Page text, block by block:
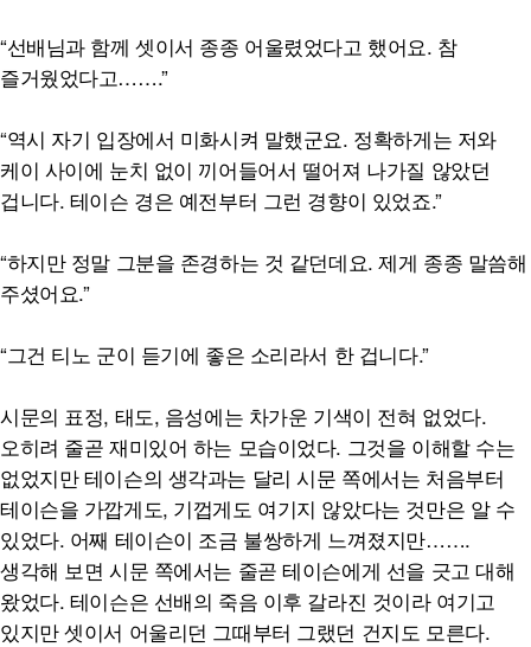
“선배님과 함께 셋이서 종종 어울렸었다고 했어요. 참
즐거웠었다고…….”
“역시 자기 입장에서 미화시켜 말했군요. 정확하게는 저와
케이 사이에 눈치 없이 끼어들어서 떨어져 나가질 않았던
겁니다. 테이슨 경은 예전부터 그런 경향이 있었죠.”
“하지만 정말 그분을 존경하는 것 같던데요. 제게 종종 말씀해
주셨어요.”
“그건 티노 군이 듣기에 좋은 소리라서 한 겁니다.”
시문의 표정, 태도, 음성에는 차가운 기색이 전혀 없었다.
오히려 줄곧 재미있어 하는 모습이었다. 그것을 이해할 수는
없었지만 테이슨의 생각과는 달리 시문 쪽에서는 처음부터
테이슨을 가깝게도, 기껍게도 여기지 않았다는 것만은 알 수
있었다. 어째 테이슨이 조금 불쌍하게 느껴졌지만…….
생각해 보면 시문 쪽에서는 줄곧 테이슨에게 선을 긋고 대해
왔었다. 테이슨은 선배의 죽음 이후 갈라진 것이라 여기고
있지만 셋이서 어울리던 그때부터 그랬던 건지도 모른다.